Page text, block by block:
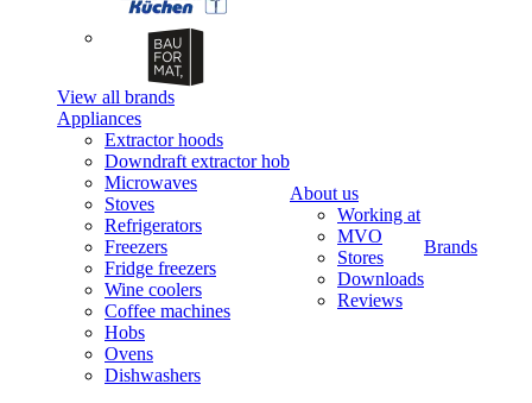
View all brands
Appliances
Extractor hoods
Downdraft extractor hob
Microwaves
Stoves
Refrigerators
Freezers
Fridge freezers
Wine coolers
Coffee machines
Hobs
Ovens
Dishwashers
About us
Working at
MVO
Stores
Downloads
Reviews
Brands